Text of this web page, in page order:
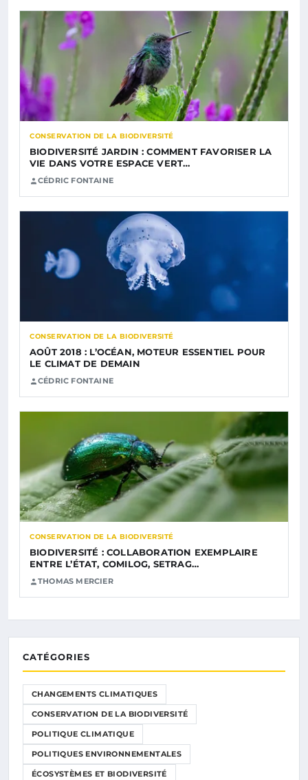
CONSERVATION DE LA BIODIVERSITÉ
BIODIVERSITÉ JARDIN : COMMENT FAVORISER LA
VIE DANS VOTRE ESPACE VERT…
CÉDRIC FONTAINE
CONSERVATION DE LA BIODIVERSITÉ
AOÛT 2018 : L’OCÉAN, MOTEUR ESSENTIEL POUR
LE CLIMAT DE DEMAIN
CÉDRIC FONTAINE
CONSERVATION DE LA BIODIVERSITÉ
BIODIVERSITÉ : COLLABORATION EXEMPLAIRE
ENTRE L’ÉTAT, COMILOG, SETRAG…
THOMAS MERCIER
CATÉGORIES
CHANGEMENTS CLIMATIQUES
CONSERVATION DE LA BIODIVERSITÉ
POLITIQUE CLIMATIQUE
POLITIQUES ENVIRONNEMENTALES
ÉCOSYSTÈMES ET BIODIVERSITÉ